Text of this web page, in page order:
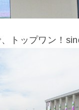
トップワン！